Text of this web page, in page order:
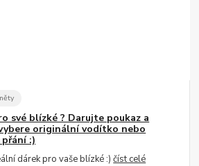
své blízké ? Darujte poukaz a
originální vodítko nebo
:)
dárek pro vaše blízké :)číst celé